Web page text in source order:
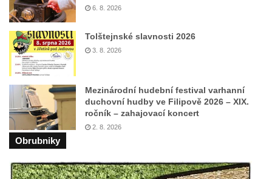
Mikulášovicích
Wäberův kříž v zahradě domu čp. 184 v
Mikulášovicích
Kříž na louce v horních Mikulášovicích
Posteltův kříž naproti domu ev.č. 29 v
Mikulášovicích
Kříž Neubaukreuz u domu čp. 698 v
Mikulášovicích
objektu v Mikulášovicích
6. 8. 2026
Tolštejnské slavnosti 2026
3. 8. 2026
Mezinárodní hudební festival varhanní
duchovní hudby ve Filipově 2026 – XIX.
ročník – zahajovací koncert
2. 8. 2026
Obrubniky